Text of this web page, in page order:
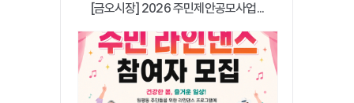
[금오시장] 2026 주민제안공모사업...